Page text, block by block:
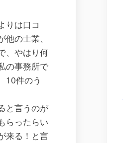
りは口コ
の士業、
、やはり何
の事務所で
10件のう
と言うのが
らったらい
来る！と言